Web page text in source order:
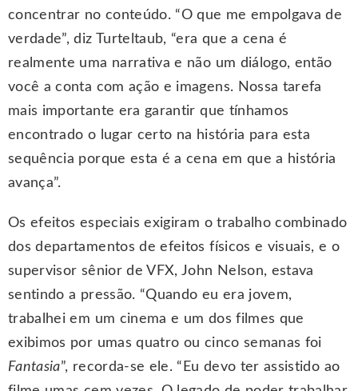
concentrar no conteúdo. “O que me empolgava de
verdade”, diz Turteltaub, “era que a cena é
realmente uma narrativa e não um diálogo, então
você a conta com ação e imagens. Nossa tarefa
mais importante era garantir que tínhamos
encontrado o lugar certo na história para esta
sequência porque esta é a cena em que a história
avança”.
Os efeitos especiais exigiram o trabalho combinado
dos departamentos de efeitos físicos e visuais, e o
supervisor sênior de VFX, John Nelson, estava
sentindo a pressão. “Quando eu era jovem,
trabalhei em um cinema e um dos filmes que
exibimos por umas quatro ou cinco semanas foi
Fantasia”, recorda-se ele. “Eu devo ter assistido ao